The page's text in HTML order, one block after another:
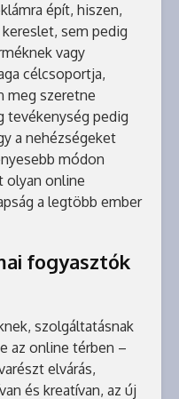
épít, hiszen,
sem pedig
vagy
célcsoportja,
meg szeretne
tevékenység pedig
a nehézségeket
módon
olyan online
a legtöbb ember
fogyasztók
szolgáltatásnak
az online térben –
elvárás,
és kreatívan, az új